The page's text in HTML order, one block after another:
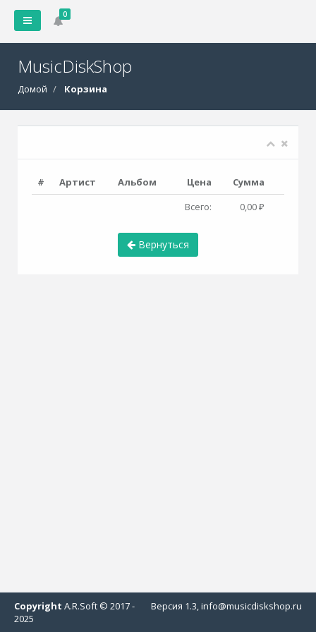
0
MusicDiskShop
Домой Корзина
# Артист Альбом Цена
Сумма
Всего:
0,00 ₽
Вернуться
Версия 1.3, info@musicdiskshop.ru
Copyright A.R.Soft © 2017 -
2025